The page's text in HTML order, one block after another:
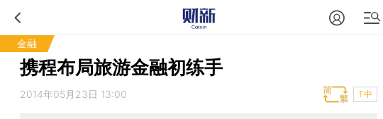
金融
携程布局旅游金融初练手
2014年05月23日 13:00 T中